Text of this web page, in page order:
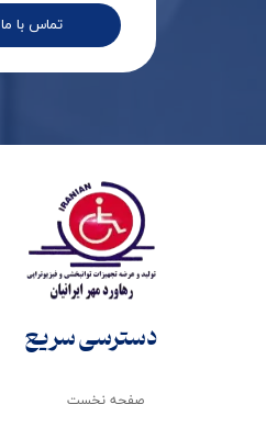
تماس با ما
صفحه نخست
دسترسی سریع